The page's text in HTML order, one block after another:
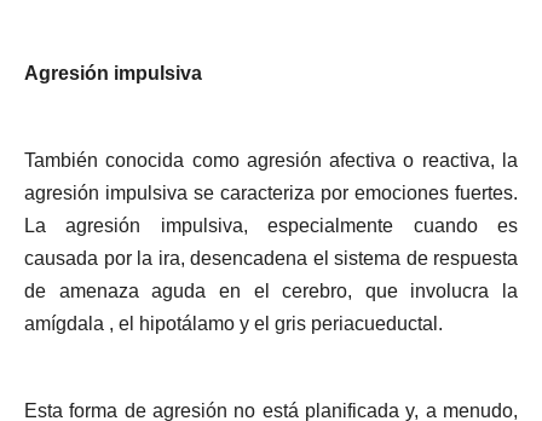
Agresión impulsiva
También conocida como agresión afectiva o reactiva, la
agresión impulsiva se caracteriza por emociones fuertes.
La agresión impulsiva, especialmente cuando es
causada por la ira, desencadena el sistema de respuesta
de amenaza aguda en el cerebro, que involucra la
amígdala , el hipotálamo y el gris periacueductal.
Esta forma de agresión no está planificada y, a menudo,